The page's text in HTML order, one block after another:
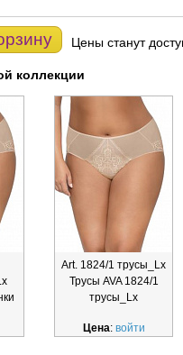
Цены станут
коллекции
Art. 1824/1 трусы_Lx
Трусы AVA 1824/1
трусы_Lx
Цена: войти